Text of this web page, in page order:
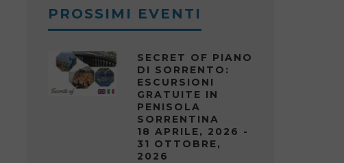
PROSSIMI EVENTI
SECRET OF PIANO
DI SORRENTO:
ESCURSIONI
GRATUITE IN
PENISOLA
SORRENTINA
18 APRILE, 2026 -
31 OTTOBRE,
2026